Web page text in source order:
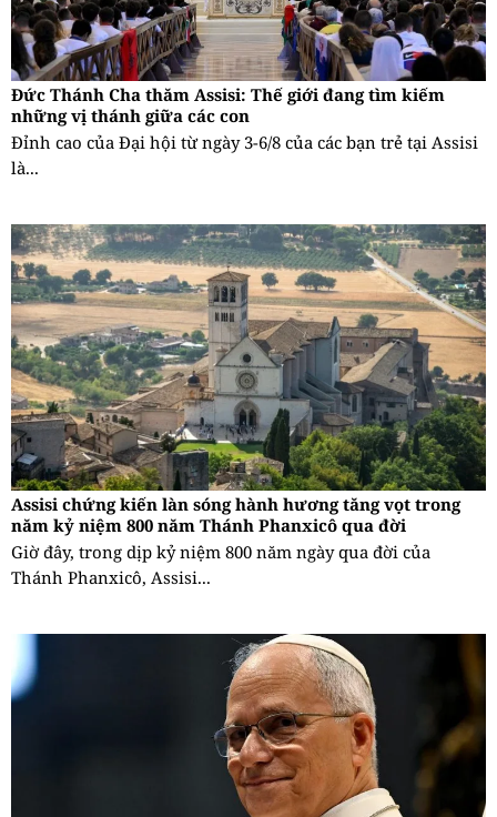
Đức Thánh Cha thăm Assisi: Thế giới đang tìm kiếm
những vị thánh giữa các con
Đỉnh cao của Đại hội từ ngày 3-6/8 của các bạn trẻ tại Assisi
là...
Assisi chứng kiến làn sóng hành hương tăng vọt trong
năm kỷ niệm 800 năm Thánh Phanxicô qua đời
Giờ đây, trong dịp kỷ niệm 800 năm ngày qua đời của
Thánh Phanxicô, Assisi...